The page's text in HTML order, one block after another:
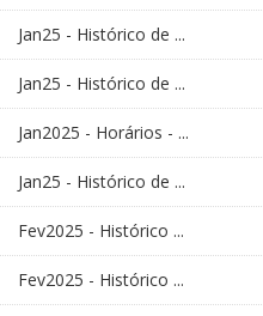
Jan25 - Histórico de ...
Jan25 - Histórico de ...
Jan2025 - Horários - ...
Jan25 - Histórico de ...
Fev2025 - Histórico ...
Fev2025 - Histórico ...